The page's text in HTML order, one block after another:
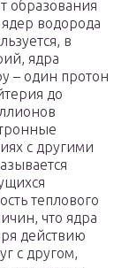
образования
водорода
в
ядра
– один протон
до
с другими
теплового
что ядра
действию
с другом,